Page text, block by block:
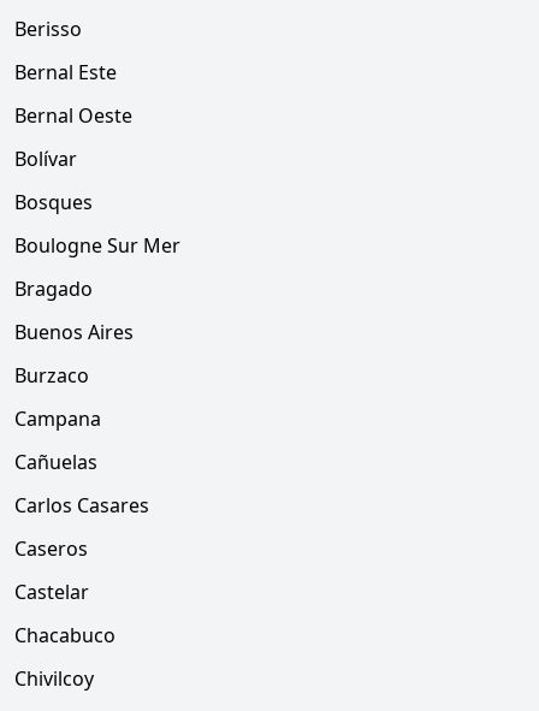
Berisso
Bernal Este
Bernal Oeste
Bolívar
Bosques
Boulogne Sur Mer
Bragado
Buenos Aires
Burzaco
Campana
Cañuelas
Carlos Casares
Caseros
Castelar
Chacabuco
Chivilcoy